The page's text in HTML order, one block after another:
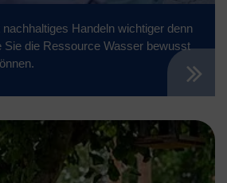
Handeln wichtiger denn
Sie die Ressource Wasser bewusst